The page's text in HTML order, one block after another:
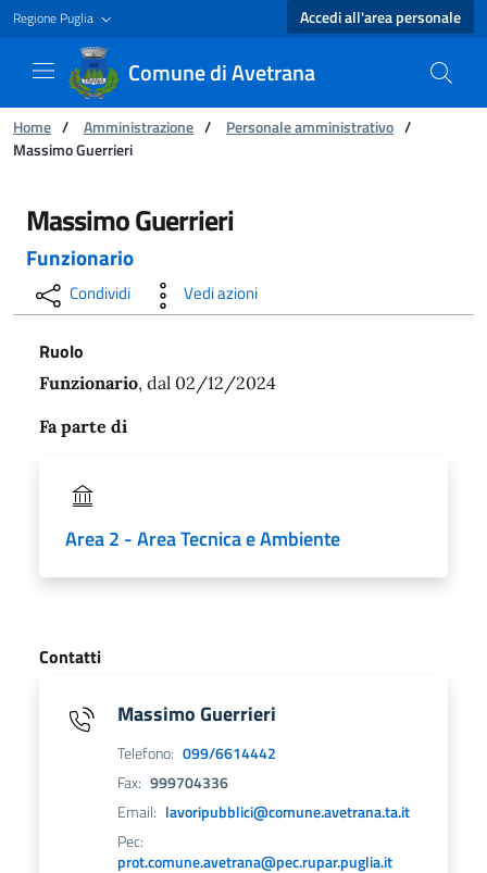
Regione Puglia Accedi all'area personale
Comune di Avetrana
Ti trovi in:
Home / Amministrazione / Personale amministrativo /
Massimo Guerrieri
Massimo Guerrieri - Comune di Avetrana
Massimo Guerrieri
Funzionario
Condividi Vedi azioni
Ruolo
Funzionario, dal 02/12/2024
Fa parte di
Area 2 - Area Tecnica e Ambiente
Contatti
Massimo Guerrieri
Telefono: 099/6614442
Fax: 999704336
Email: lavoripubblici@comune.avetrana.ta.it
Pec:
prot.comune.avetrana@pec.rupar.puglia.it